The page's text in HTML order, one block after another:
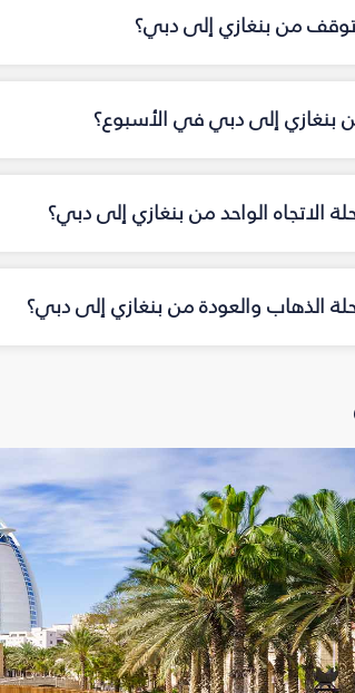
من بنغازي إلى دبي؟
بنغازي إلى دبي في الأسبوع؟
الاتجاه الواحد من بنغازي إلى دبي؟
الذهاب والعودة من بنغازي إلى دبي؟